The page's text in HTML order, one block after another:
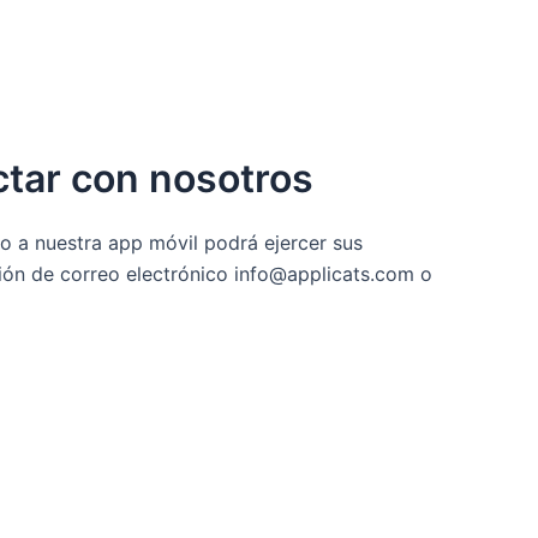
con nosotros
a nuestra app móvil podrá ejercer sus
de correo electrónico info@applicats.com o